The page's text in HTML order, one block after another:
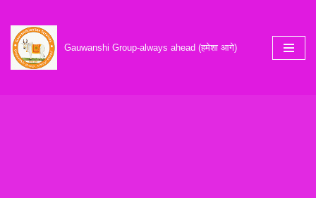
Skip
to
content
Gauwanshi Group-always ahead (हमेशा आगे)